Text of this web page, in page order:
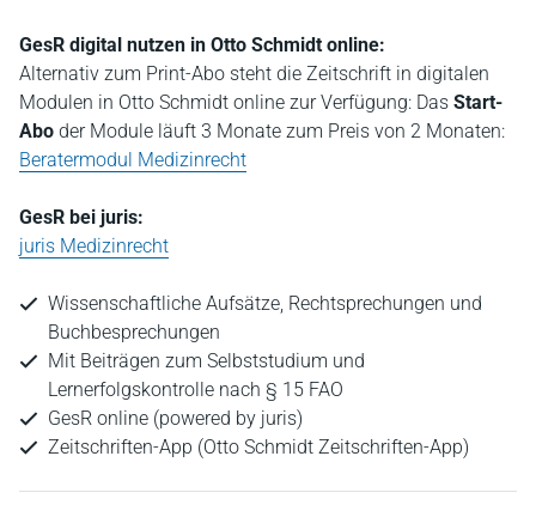
GesR digital nutzen in Otto Schmidt online:
Alternativ zum Print-Abo steht die Zeitschrift in digitalen
Modulen in Otto Schmidt online zur Verfügung: Das Start-
Abo der Module läuft 3 Monate zum Preis von 2 Monaten:
Beratermodul Medizinrecht
GesR bei juris:
juris Medizinrecht
Wissenschaftliche Aufsätze, Rechtsprechungen und
Buchbesprechungen
Mit Beiträgen zum Selbststudium und
Lernerfolgskontrolle nach § 15 FAO
GesR online (powered by juris)
Zeitschriften-App (Otto Schmidt Zeitschriften-App)